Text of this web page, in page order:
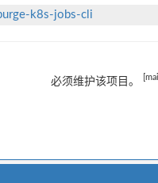
k8s-jobs-cli
必须维护该项目。